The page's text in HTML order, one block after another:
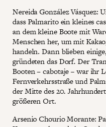
Nereida González Vásquez:
dass Palmarito ein kleines
an dem kleine Boote mit
Menschen her, um mit
handeln. Dann blieben
gründeten das Dorf. Der
Booten – cabotaje – war ihr
Fernverkehrsstraße und
der Mitte des 20.
größeren Ort.
Arsenio Chourio Morante: